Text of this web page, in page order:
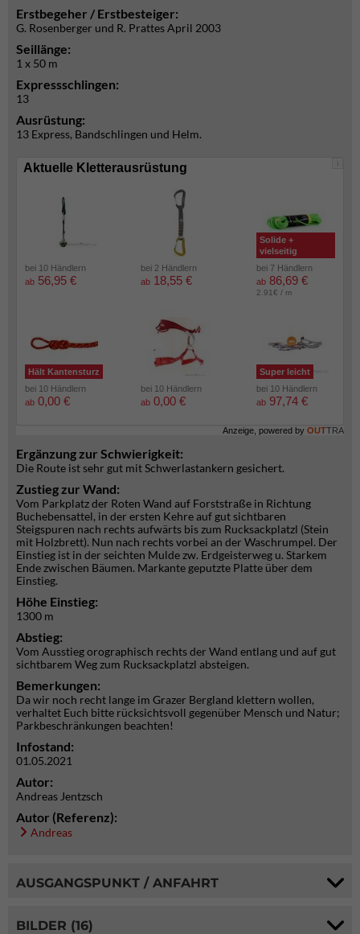
Erstbegeher / Erstbesteiger:
G. Rosenberger und R. Prattes April 2003
Seillänge:
1 x 50 m
Expressschlingen:
13
Ausrüstung:
13 Express, Bandschlingen und Helm.
i
Aktuelle Kletterausrüstung
bei 10 Händlern
ab 56,95 €
bei 2 Händlern
ab 18,55 €
Solide +
vielseitig
bei 7 Händlern
ab 86,69 €
2.91€ / m
Hält Kantensturz
bei 10 Händlern
ab 0,00 €
bei 10 Händlern
ab 0,00 €
Super leicht
bei 10 Händlern
ab 97,74 €
Anzeige, powered by OUTTRA
Ergänzung zur Schwierigkeit:
Die Route ist sehr gut mit Schwerlastankern gesichert.
Zustieg zur Wand:
Vom Parkplatz der Roten Wand auf Forststraße in Richtung
Buchebensattel, in der ersten Kehre auf gut sichtbaren
Steigspuren nach rechts aufwärts bis zum Rucksackplatzl (Stein
mit Holzbrett). Nun nach rechts vorbei an der Waschrumpel. Der
Einstieg ist in der seichten Mulde zw. Erdgeisterweg u. Starkem
Ende zwischen Bäumen. Markante geputzte Platte über dem
Einstieg.
Höhe Einstieg:
1300 m
Abstieg:
Vom Ausstieg orographisch rechts der Wand entlang und auf gut
sichtbarem Weg zum Rucksackplatzl absteigen.
Bemerkungen:
Da wir noch recht lange im Grazer Bergland klettern wollen,
verhaltet Euch bitte rücksichtsvoll gegenüber Mensch und Natur;
Parkbeschränkungen beachten!
Infostand:
01.05.2021
Autor:
Andreas Jentzsch
Autor (Referenz):
Andreas
AUSGANGSPUNKT / ANFAHRT
BILDER (16)